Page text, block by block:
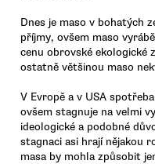
Dnes je maso v bohatých
příjmy, ovšem maso
cenu obrovské ekologické
ostatně většinou maso
V Evropě a v USA
ovšem stagnuje na velmi
ideologické a podobné
stagnaci asi hrají nějakou
masa by mohla způsobit